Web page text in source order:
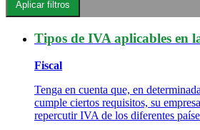
Tipos de IVA aplicables en
Fiscal
Tenga en cuenta que, en
cumple ciertos requisitos, su
repercutir IVA de los diferentes